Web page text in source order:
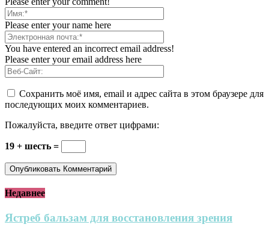
Please enter your name here
You have entered an incorrect email address!
Please enter your email address here
Сохранить моё имя, email и адрес сайта в этом браузере для
последующих моих комментариев.
Пожалуйста, введите ответ цифрами:
19 + шесть =
Недавнее
Ястреб бальзам для восстановления зрения